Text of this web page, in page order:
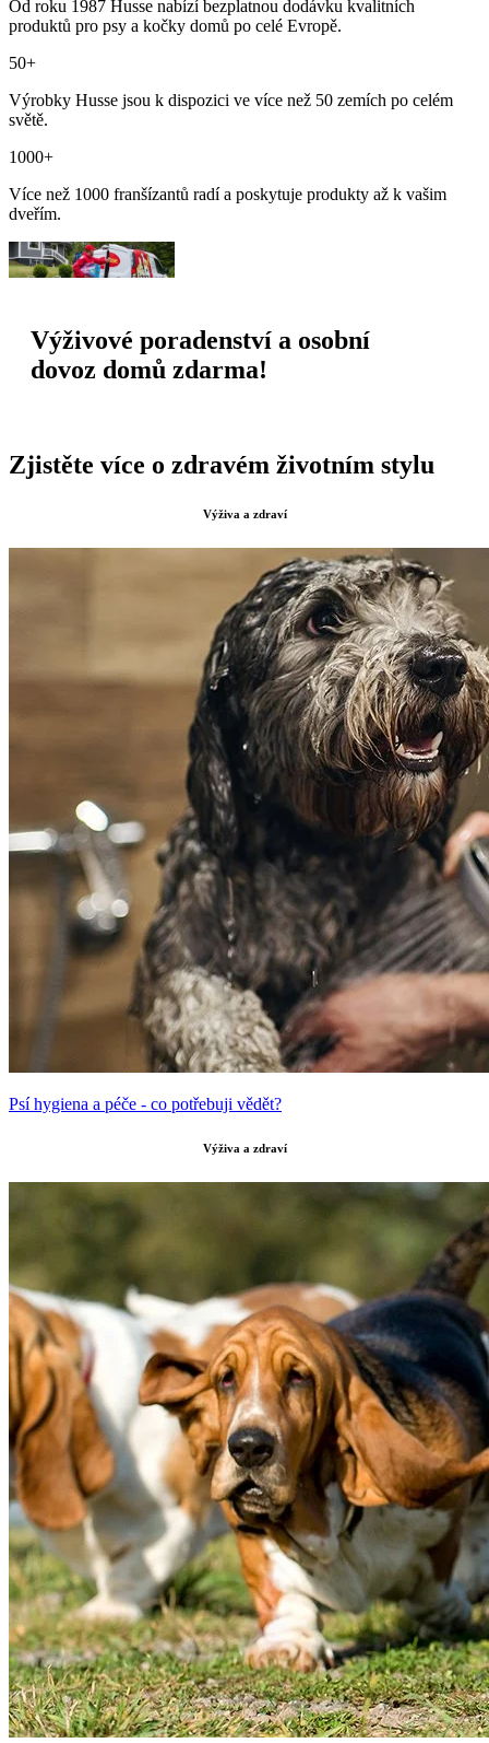
Od roku 1987 Husse nabízí bezplatnou dodávku kvalitních
produktů pro psy a kočky domů po celé Evropě.
50+
Výrobky Husse jsou k dispozici ve více než 50 zemích po celém
světě.
1000+
Více než 1000 franšízantů radí a poskytuje produkty až k vašim
dveřím.
Výživové poradenství a osobní
dovoz domů zdarma!
Zjistěte více o zdravém životním stylu
Výživa a zdraví
Psí hygiena a péče - co potřebuji vědět?
Výživa a zdraví